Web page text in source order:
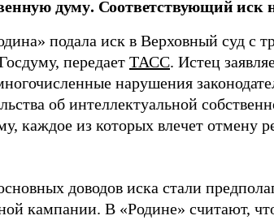
думу. Соответствующий иск
подала иск в Верховный суд с
передает ТАСС. Истец
нарушения
об интеллектуальной
каждое из которых влечет отмену
доводов иска стали
кампании. В «Родине» считают,